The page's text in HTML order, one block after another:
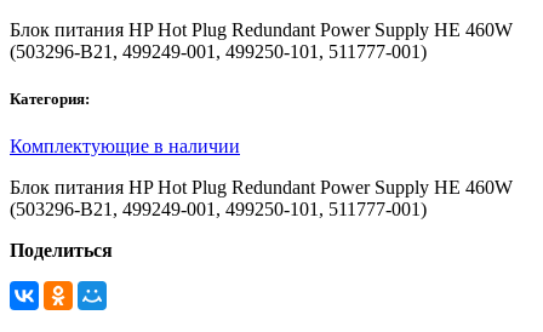
Блок питания HP Hot Plug Redundant Power Supply HE 460W
(503296-B21, 499249-001, 499250-101, 511777-001)
Категория:
Комплектующие в наличии
Блок питания HP Hot Plug Redundant Power Supply HE 460W
(503296-B21, 499249-001, 499250-101, 511777-001)
Поделиться